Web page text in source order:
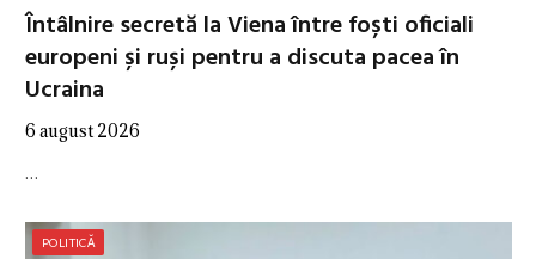
Întâlnire secretă la Viena între foști oficiali
europeni și ruși pentru a discuta pacea în
Ucraina
6 august 2026
…
POLITICĂ